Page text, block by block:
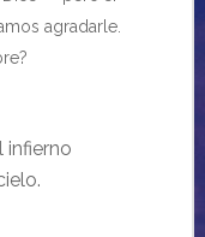
agradarle.
infierno